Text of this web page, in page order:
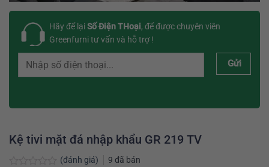
Hãy để lạiSố Điện THoại, để được chuyên viên
Greenfurni tư vấn và hỗ trợ !
Gửi
Kệ tivi mặt đá nhập khẩu GR 219 TV
(đánh giá) 9 đã bán